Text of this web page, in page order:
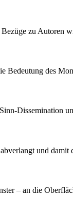
zu Autoren
des
Dissemination
und damit
– an die